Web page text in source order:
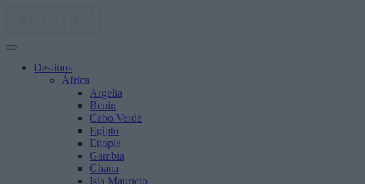
Destinos
África
Argelia
Benin
Cabo Verde
Egipto
Etiopía
Gambia
Ghana
Isla Mauricio